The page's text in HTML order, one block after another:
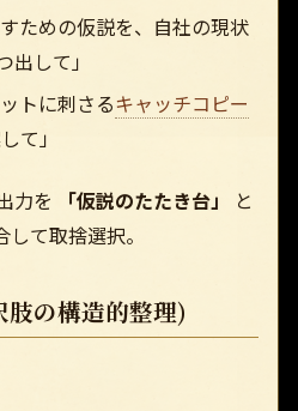
ための仮説を、自社の現状
して」
トに刺さるキャッチコピー
て」
力を 「仮説のたたき台」
と
て取捨選択。
の構造的整理)